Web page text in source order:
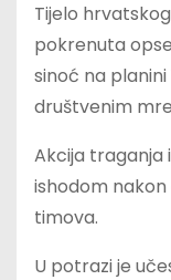
Tijelo
pokrenuta
sinoć na planini
društvenim
Akcija traganja
ishodom
timova.
U potrazi je